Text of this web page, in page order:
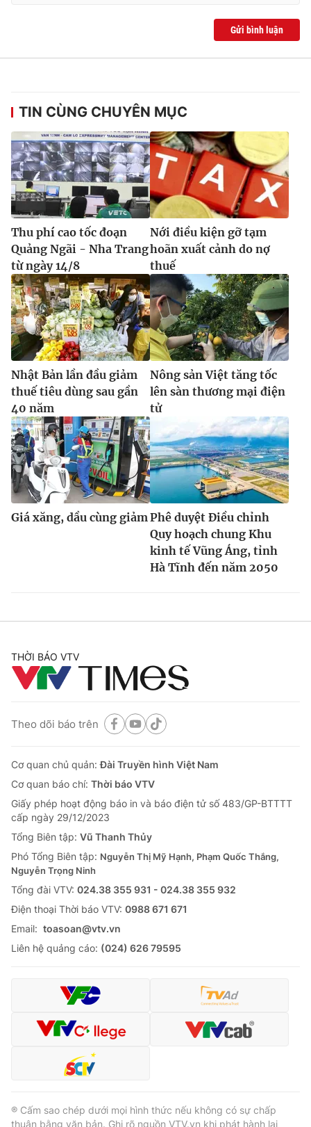
Gửi bình luận
TIN CÙNG CHUYÊN MỤC
Thu phí cao tốc đoạn
Quảng Ngãi - Nha Trang
từ ngày 14/8
Nới điều kiện gỡ tạm
hoãn xuất cảnh do nợ
thuế
Nhật Bản lần đầu giảm
thuế tiêu dùng sau gần
40 năm
Nông sản Việt tăng tốc
lên sàn thương mại điện
tử
Giá xăng, dầu cùng giảmPhê duyệt Điều chỉnh
Quy hoạch chung Khu
kinh tế Vũng Áng, tỉnh
Hà Tĩnh đến năm 2050
THỜI BÁO VTV
Theo dõi báo trên
Cơ quan chủ quản:Đài Truyền hình Việt Nam
Cơ quan báo chí: Thời báo VTV
Giấy phép hoạt động báo in và báo điện tử số 483/GP-BTTTT
cấp ngày 29/12/2023
Tổng Biên tập: Vũ Thanh Thủy
Phó Tổng Biên tập: Nguyễn Thị Mỹ Hạnh, Phạm Quốc Thắng,
Nguyễn Trọng Ninh
Tổng đài VTV: 024.38 355 931 - 024.38 355 932
Ðiện thoại Thời báo VTV: 0988 671 671
Email: toasoan@vtv.vn
Liên hệ quảng cáo: (024) 626 79595
® Cấm sao chép dưới mọi hình thức nếu không có sự chấp
thuận bằng văn bản. Ghi rõ nguồn VTV.vn khi phát hành lại